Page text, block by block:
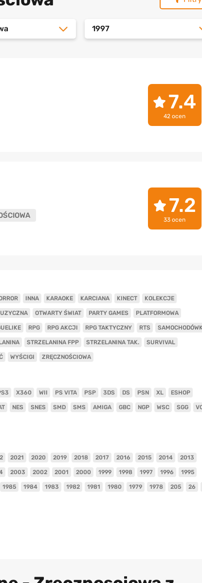
1997
7.4
42 ocen
7.2
33 ocen
INNA KARAOKE KARCIANA KINECT KOLEKCJE
OTWARTY ŚWIAT PARTY GAMES PLATFORMOWA
RPG RPG AKCJI RPG TAKTYCZNY RTS
STRZELANINA FPP STRZELANINA TAK. SURVIVAL
WYŚCIGI ZRĘCZNOŚCIOWA
X360 WII PS VITA PSP 3DS DS PSN XL ESHOP
NES SNES SMD SMS AMIGA GBC NGP WSC SGG
2021 2020 2019 2018 2017 2016 2015 2014 2013
2003 2002 2001 2000 1999 1998 1997 1996 1995
1985 1984 1983 1982 1981 1980 1979 1978 205 26